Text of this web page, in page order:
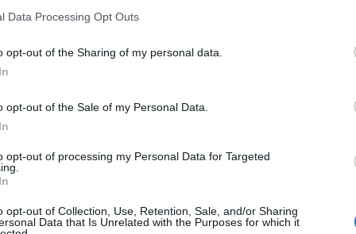
Data Processing Opt Outs
opt-out of the Sharing of my personal data.
opt-out of the Sale of my Personal Data.
opt-out of processing my Personal Data for Targeted
opt-out of Collection, Use, Retention, Sale, and/or Sharing
Data that Is Unrelated with the Purposes for which it
nostra figlia sul treno”.
nella sezioneLogindal menù del sito o